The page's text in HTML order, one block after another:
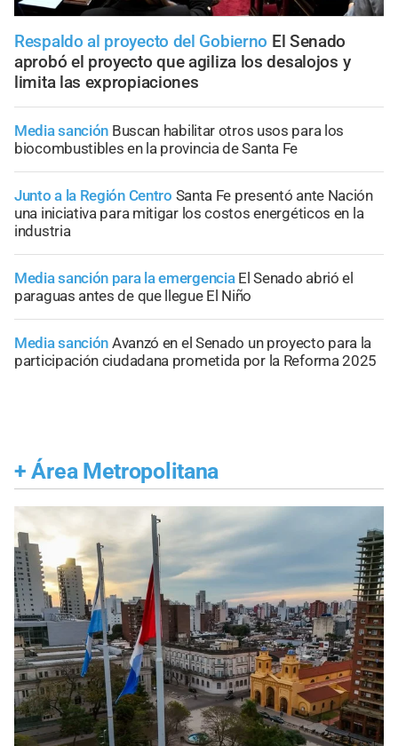
Respaldo al proyecto del Gobierno El Senado
aprobó el proyecto que agiliza los desalojos y
limita las expropiaciones
Media sanción Buscan habilitar otros usos para los
biocombustibles en la provincia de Santa Fe
Junto a la Región Centro Santa Fe presentó ante Nación
una iniciativa para mitigar los costos energéticos en la
industria
Media sanción para la emergencia El Senado abrió el
paraguas antes de que llegue El Niño
Media sanción Avanzó en el Senado un proyecto para la
participación ciudadana prometida por la Reforma 2025
+ Área Metropolitana